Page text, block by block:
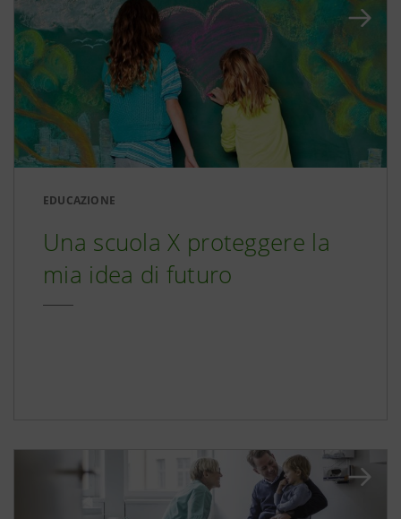
EDUCAZIONE
Una scuola X proteggere la
mia idea di futuro